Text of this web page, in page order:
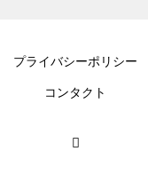
プライバシーポリシー
コンタクト